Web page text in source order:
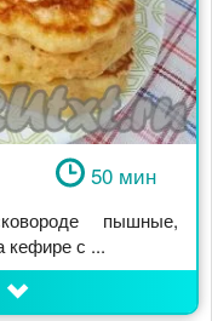
50 мин
пышные,
кефире с ...